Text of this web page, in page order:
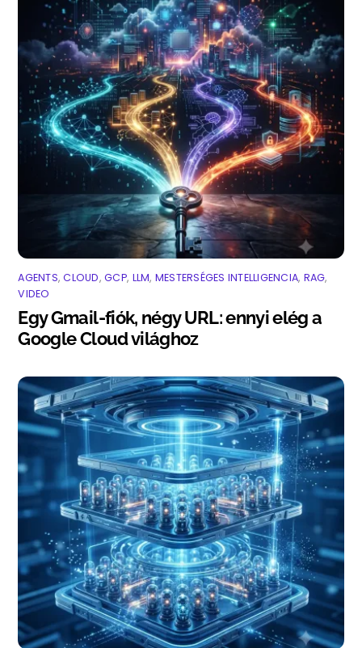
AGENTS,CLOUD,GCP, LLM, MESTERSÉGES INTELLIGENCIA, RAG,
VIDEO
Egy Gmail-fiók, négy URL: ennyi elég a
Google Cloud világhoz